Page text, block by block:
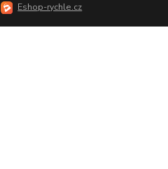
Eshop-rychle.cz